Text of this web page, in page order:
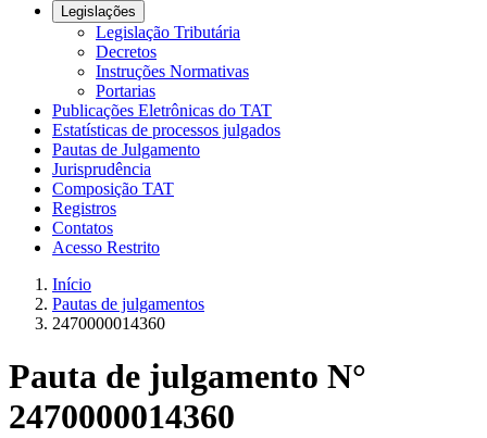
Legislações
Legislação Tributária
Decretos
Instruções Normativas
Portarias
Publicações Eletrônicas do TAT
Estatísticas de processos julgados
Pautas de Julgamento
Jurisprudência
Composição TAT
Registros
Contatos
Acesso Restrito
Início
Pautas de julgamentos
2470000014360
Pauta de julgamento N°
2470000014360